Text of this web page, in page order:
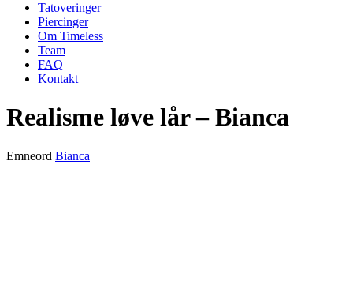
Tatoveringer
Piercinger
Om Timeless
Team
FAQ
Kontakt
Realisme løve lår – Bianca
Emneord Bianca